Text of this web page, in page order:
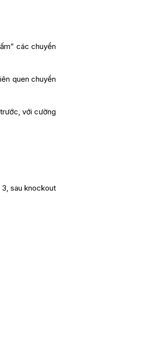
các chuyển
quen chuyển
với cường
sau knockout